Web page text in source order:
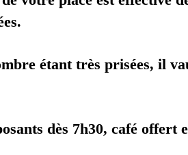
étant très prisées, il
dès 7h30, café offert